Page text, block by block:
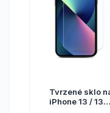
Tvrzené sklo na
iPhone 13 / 13